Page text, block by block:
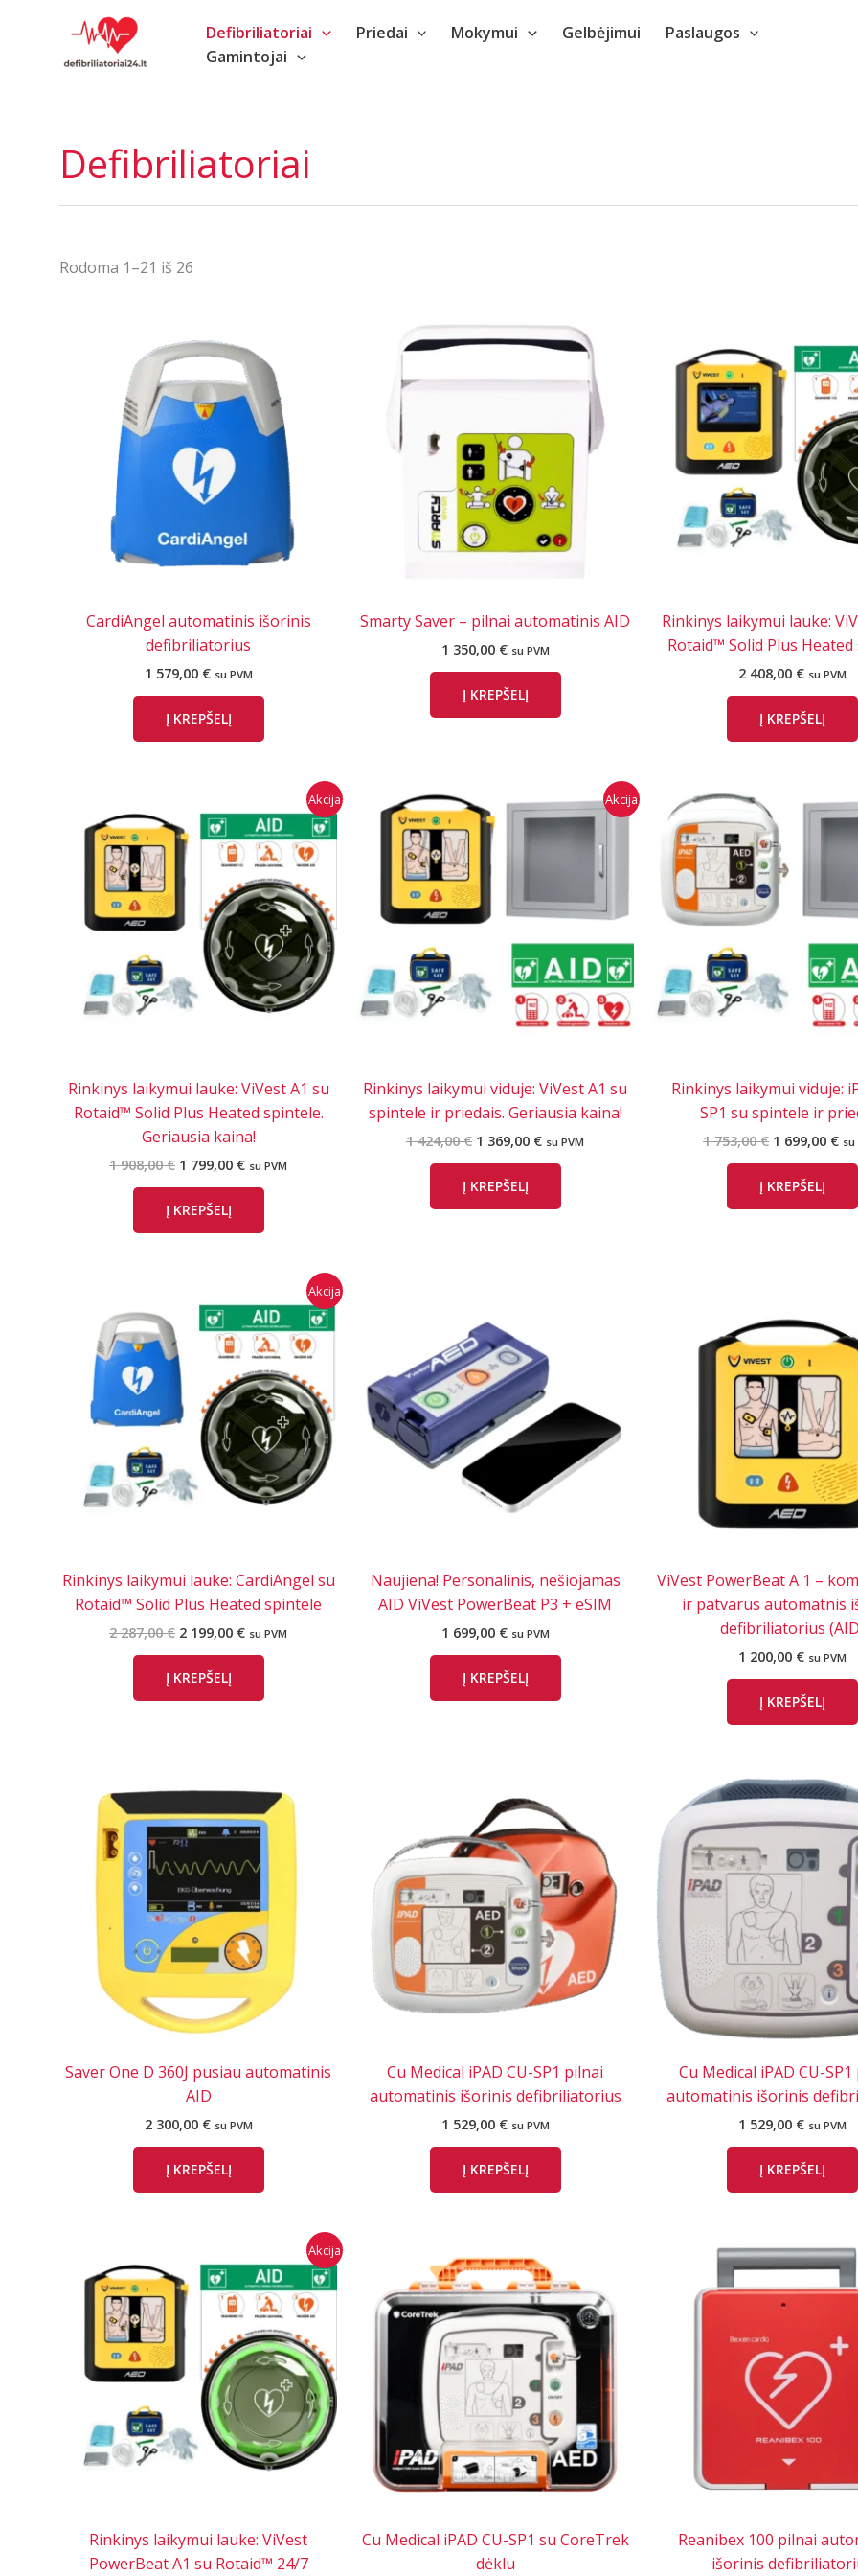
Defibriliatoriai Priedai Mokymui Gelbėjimui
Paslaugos
Gamintojai
Defibriliatoriai
Rodoma 1–21 iš 26
CardiAngel automatinis išorinis
defibriliatorius
1 579,00 € su PVM
Į KREPŠELĮ
Smarty Saver – pilnai automatinis AID
1 350,00 € su PVM
Į KREPŠELĮ
Rinkinys laikymui lauke:
Rotaid™ Solid Plus Heated
2 408,00 € su PVM
Į KREPŠELĮ
Akcija
Rinkinys laikymui lauke: ViVest A1 su
Rotaid™ Solid Plus Heated spintele.
Geriausia kaina!
1 908,00€ Original
was:
1
908,00 €.
1 799,00 €Current
799,00 €.
su PVM
Į KREPŠELĮ
Akcija
Rinkinys laikymui viduje: ViVest A1 su
spintele ir priedais. Geriausia kaina!
1 424,00€ Original
was:
1
424,00 €.
1 369,00 €Current
369,00 €.
su PVM
Į KREPŠELĮ
Rinkinys laikymui viduje:
SP1 su spintele ir
1 753,00€ Original
was:
1
753,00 €.
1 699,00 € su
Į KREPŠELĮ
Akcija
Rinkinys laikymui lauke: CardiAngel su
Rotaid™ Solid Plus Heated spintele
2 287,00€ Original
was:
2
287,00 €.
2 199,00 €Current
199,00 €.
su PVM
Į KREPŠELĮ
Naujiena! Personalinis, nešiojamas
AID ViVest PowerBeat P3 + eSIM
1 699,00 € su PVM
Į KREPŠELĮ
ViVest PowerBeat A 1 –
ir patvarus automatnis
defibriliatorius
1 200,00 € su PVM
Į KREPŠELĮ
Saver One D 360J pusiau automatinis
AID
2 300,00 € su PVM
Į KREPŠELĮ
Cu Medical iPAD CU-SP1 pilnai
automatinis išorinis defibriliatorius
1 529,00 € su PVM
Į KREPŠELĮ
Cu Medical iPAD CU-
automatinis išorinis
1 529,00 € su PVM
Į KREPŠELĮ
Akcija
Rinkinys laikymui lauke: ViVest
PowerBeat A1 su Rotaid™ 24/7
Cu Medical iPAD CU-SP1 su CoreTrek
dėklu
Reanibex 100 pilnai
išorinis